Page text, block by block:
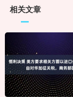
相关文章